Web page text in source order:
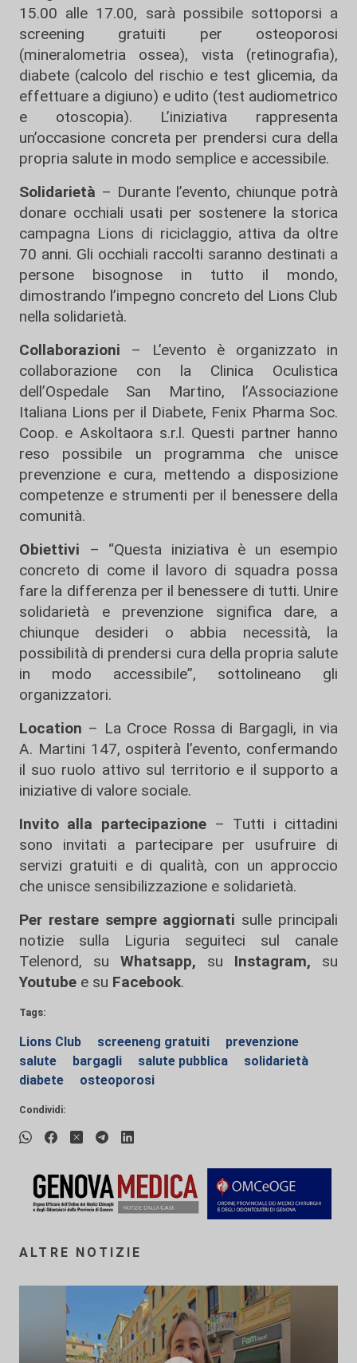
15.00 alle 17.00, sarà possibile sottoporsi a
screening gratuiti per osteoporosi
(mineralometria ossea), vista (retinografia),
diabete (calcolo del rischio e test glicemia, da
effettuare a digiuno) e udito (test audiometrico
e otoscopia). L’iniziativa rappresenta
un’occasione concreta per prendersi cura della
propria salute in modo semplice e accessibile.
Solidarietà – Durante l’evento, chiunque potrà
donare occhiali usati per sostenere la storica
campagna Lions di riciclaggio, attiva da oltre
70 anni. Gli occhiali raccolti saranno destinati a
persone bisognose in tutto il mondo,
dimostrando l’impegno concreto del Lions Club
nella solidarietà.
Collaborazioni – L’evento è organizzato in
collaborazione con la Clinica Oculistica
dell’Ospedale San Martino, l’Associazione
Italiana Lions per il Diabete, Fenix Pharma Soc.
Coop. e Askoltaora s.r.l. Questi partner hanno
reso possibile un programma che unisce
prevenzione e cura, mettendo a disposizione
competenze e strumenti per il benessere della
comunità.
Obiettivi – “Questa iniziativa è un esempio
concreto di come il lavoro di squadra possa
fare la differenza per il benessere di tutti. Unire
solidarietà e prevenzione significa dare, a
chiunque desideri o abbia necessità, la
possibilità di prendersi cura della propria salute
in modo accessibile”, sottolineano gli
organizzatori.
Location – La Croce Rossa di Bargagli, in via
A. Martini 147, ospiterà l’evento, confermando
il suo ruolo attivo sul territorio e il supporto a
iniziative di valore sociale.
Invito alla partecipazione– Tutti i cittadini
sono invitati a partecipare per usufruire di
servizi gratuiti e di qualità, con un approccio
che unisce sensibilizzazione e solidarietà.
Per restare sempre aggiornati sulle principali
notizie sulla Liguria seguiteci sul canale
Telenord, su
Whatsapp, su Instagram, su
Youtube e su Facebook.
Tags:
Lions Club screeneng gratuiti
prevenzione
salute
bargagli salute pubblica
solidarietà
diabete
osteoporosi
Condividi:
ALTRE NOTIZIE